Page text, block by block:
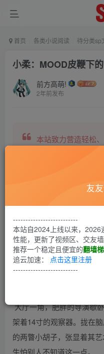
首页 各类小说阅读 待分类sp
小柔：MOOD皮鞭下
前方高萌!
2年前发布
本站致力营造轻松
另有小说阅读站点
第1回
小柔：MOOD皮鞭下的中
大厅一角，肥胖的导演歇
架着14寸的观察器。拢在
的两瞥小胡子，张显着其
生怕别人不知道这一点。
友
--------------------------
本站自2024上线以来，2026
性能，更新了视频区、交友
推荐一个稳定且便宜的翻墙
追云加速： 点击这里注册
--------------------------